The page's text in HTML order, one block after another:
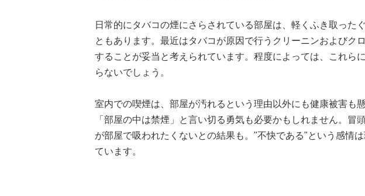
日常的にタバコの煙にさらされている部屋は、軽くふき取った
ともあります。最近はタバコが原因で行うクリーニンおよびク
することが妥当と考えられています。程度によっては、これら
らないでしょう。
室内での喫煙は、部屋が汚れるという理由以外にも健康被害も
「部屋の中は禁煙」と言い切る勇気も必要かもしれません。冒
が部屋で吸われたくないとの結果も。"不快である"という感情
ています。